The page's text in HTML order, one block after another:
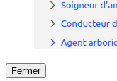
Fermer